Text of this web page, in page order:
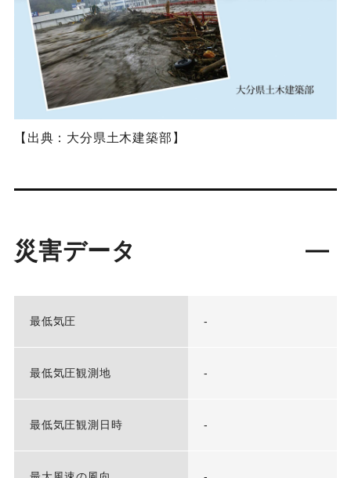
【出典：大分県土木建築部】
災害データ
最低気圧 -
最低気圧観測地 -
最低気圧観測日時 -